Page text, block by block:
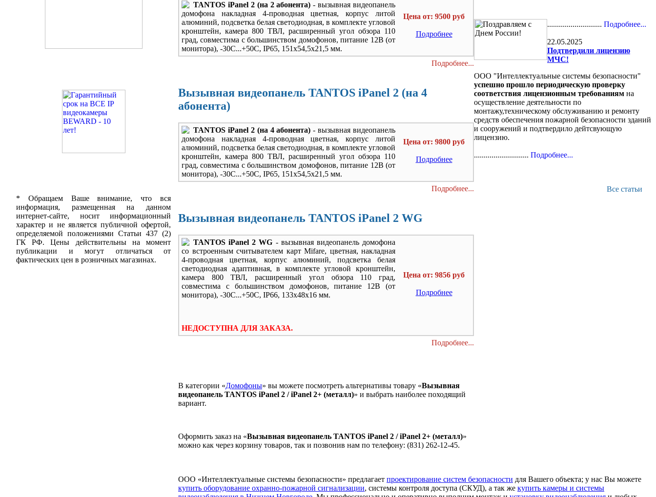
* Обращаем Ваше внимание, что вся
информация, размещенная на данном
интернет-сайте, носит информационный
характер и не является публичной офертой,
определяемой положениями Статьи 437 (2)
ГК РФ. Цены действительны на момент
публикации и могут отличаться от
фактических цен в розничных магазинах.
TANTOS iPanel 2 (на 2 абонента) - вызывная видеопанель
домофона накладная 4-проводная цветная, корпус литой
алюминий, подсветка белая светодиодная, в комплекте угловой
кронштейн, камера 800 ТВЛ, расширенный угол обзора 110
град, совместима с большинством домофонов, питание 12В (от
монитора), -30С...+50С, IP65, 151х54,5х21,5 мм.
Цена от: 9500 руб
Подробнее
Подробнее...
Вызывная видеопанель TANTOS iPanel 2 (на 4
абонента)
TANTOS iPanel 2 (на 4 абонента) - вызывная видеопанель
домофона накладная 4-проводная цветная, корпус литой
алюминий, подсветка белая светодиодная, в комплекте угловой
кронштейн, камера 800 ТВЛ, расширенный угол обзора 110
град, совместима с большинством домофонов, питание 12В (от
монитора), -30С...+50С, IP65, 151х54,5х21,5 мм.
Цена от: 9800 руб
Подробнее
Подробнее...
Вызывная видеопанель TANTOS iPanel 2 WG
TANTOS iPanel 2 WG - вызывная видеопанель домофона
со встроенным считывателем карт Mifare, цветная, накладная
4-проводная цветная, корпус алюминий, подсветка белая
светодиодная адаптивная, в комплекте угловой кронштейн,
камера 800 ТВЛ, расширенный угол обзора 110 град,
совместима с большинством домофонов, питание 12В (от
монитора), -30С...+50С, IP66, 133х48x16 мм.
НЕДОСТУПНА ДЛЯ ЗАКАЗА.
Цена от: 9856 руб
Подробнее
Подробнее...
В категории «Домофоны» вы можете посмотреть альтернативы товару «Вызывная
видеопанель TANTOS iPanel 2 / iPanel 2+ (металл)» и выбрать наиболее походящий
вариант.
Оформить заказ на «Вызывная видеопанель TANTOS iPanel 2 / iPanel 2+ (металл)»
можно как через корзину товаров, так и позвонив нам по телефону: (831) 262-12-45.
............................ Подробнее...
22.05.2025
Подтвердили лицензию
МЧС!
ООО "Интеллектуальные системы безопасности"
успешно прошло периодическую проверку
соответствия лицензионным требованиям на
осуществление деятельности по
монтажу,техническому обслуживанию и ремонту
средств обеспечения пожарной безопасности зданий
и сооружений и подтвердило дейтсвующую
лицензию.
............................ Подробнее...
Все статьи
ООО «Интеллектуальные системы безопасности» предлагает проектирование систем безопасности для Вашего объекта; у нас Вы можете
купить оборудование охранно-пожарной сигнализации, системы контроля доступа (СКУД), а так же купить камеры и системы